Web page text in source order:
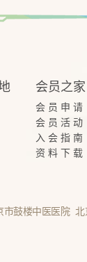
会员之家
会员申请
会员活动
入会指南
资料下载
市鼓楼中医医院 北